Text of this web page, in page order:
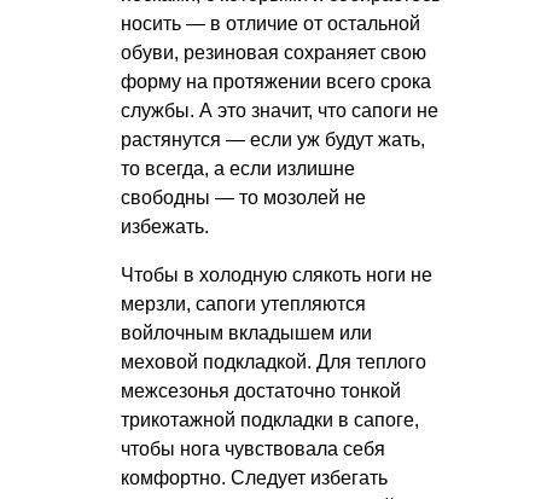
носить — в отличие от остальной
обуви, резиновая сохраняет свою
форму на протяжении всего срока
службы. А это значит, что сапоги не
растянутся — если уж будут жать,
то всегда, а если излишне
свободны — то мозолей не
избежать.
Чтобы в холодную слякоть ноги не
мерзли, сапоги утепляются
войлочным вкладышем или
меховой подкладкой. Для теплого
межсезонья достаточно тонкой
трикотажной подкладки в сапоге,
чтобы нога чувствовала себя
комфортно. Следует избегать